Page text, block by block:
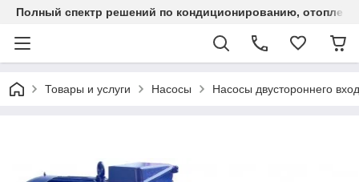
Полный спектр решений по кондиционированию,
Товары и услуги Насосы Насосы двустороннего